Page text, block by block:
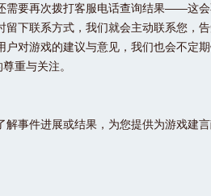
要再次拨打客服电话查询结果——这会
联系方式，我们就会主动联系您，告
游戏的建议与意见，我们也会不定期
重与关注。
件进展或结果，为您提供为游戏建言